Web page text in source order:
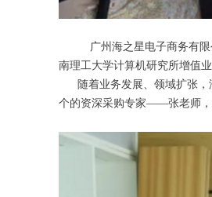
广州海之星电子商务有
南理工大学计算机研究所增值
随着业务发展、领域扩张，
个的资深采购专家——张老师，